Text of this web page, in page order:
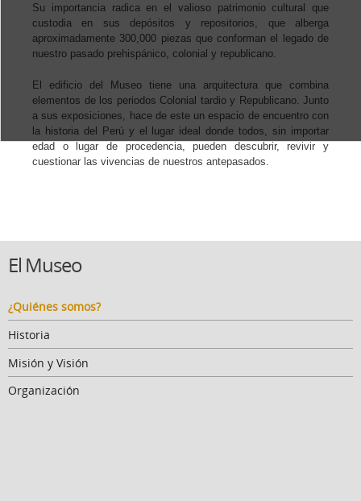
Su importancia radica en el valioso patrimonio cultural que
custodia en sus depósitos y repositorios, que alberga
aproximadamente 300,000 piezas que conforman el legado de
nuestro pasado prehispánico, colonial y republicano.
El edificio del Museo tiene una arquitectura que combina
elementos de los periodos Colonial tardio y Republicano. Junto
a sus exposiciones, hace de este un espacio de encuentro con
la historia del Perú y el lugar ideal donde todos, sin importar
edad o lugar de procedencia, pueden descubrir, revivir y
cuestionar las vivencias de nuestros antepasados.
El Museo
¿Quiénes somos?
Historia
Misión y Visión
Organización